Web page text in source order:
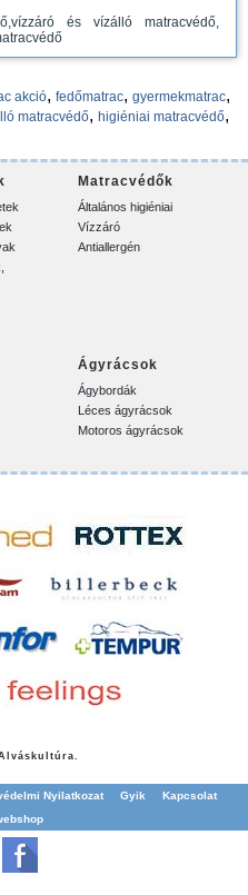
és vízálló matracvédő,
akció, fedőmatrac, gyermekmatrac,
matracvédő, higiéniai matracvédő,
Matracvédők
Általános higiéniai
Vízzáró
Antiallergén
Ágyrácsok
Ágybordák
Léces ágyrácsok
Motoros ágyrácsok
Nyilatkozat Gyik
Kapcsolat